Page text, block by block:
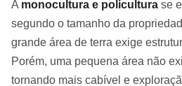
A monocultura e policultura se
segundo o tamanho da
grande área de terra exige
Porém, uma pequena área não
tornando mais cabível e